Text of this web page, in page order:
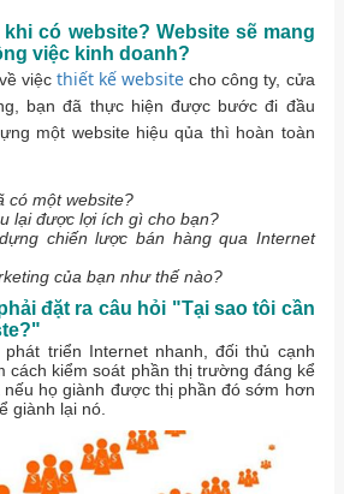
có website? Website sẽ mang
việc kinh doanh?
việc thiết kế website cho công ty, cửa
bạn đã thực hiện được bước đi đầu
một website hiệu qủa thì hoàn toàn
có một website?
lại được lợi ích gì cho bạn?
chiến lược bán hàng qua Internet
của bạn như thế nào?
đặt ra câu hỏi "Tại sao tôi cần
triển Internet nhanh, đối thủ cạnh
cách kiểm soát phần thị trường đáng kể
họ giành được thị phần đó sớm hơn
giành lại nó.